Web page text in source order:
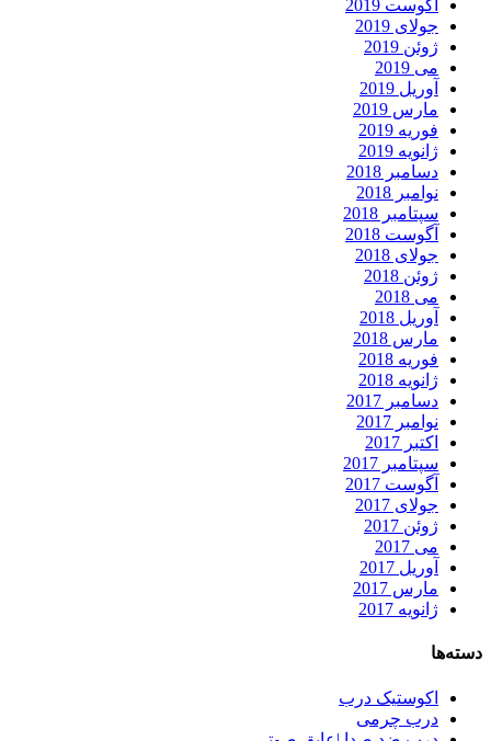
آگوست 2019
جولای 2019
ژوئن 2019
می 2019
آوریل 2019
مارس 2019
فوریه 2019
ژانویه 2019
دسامبر 2018
نوامبر 2018
سپتامبر 2018
آگوست 2018
جولای 2018
ژوئن 2018
می 2018
آوریل 2018
مارس 2018
فوریه 2018
ژانویه 2018
دسامبر 2017
نوامبر 2017
اکتبر 2017
سپتامبر 2017
آگوست 2017
جولای 2017
ژوئن 2017
می 2017
آوریل 2017
مارس 2017
ژانویه 2017
دسته‌ها
اکوستیک درب
درب چرمی